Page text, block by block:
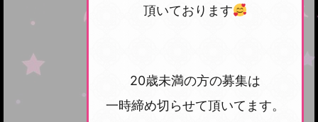
頂いております
20歳未満の方の募集は
一時締め切らせて頂いてます。